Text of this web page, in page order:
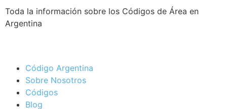
Toda la información sobre los Códigos de Área en
Argentina
Código Argentina
Sobre Nosotros
Códigos
Blog